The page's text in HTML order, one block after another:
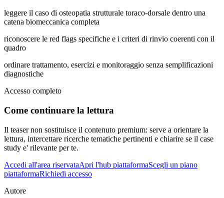
leggere il caso di osteopatia strutturale toraco-dorsale dentro una
catena biomeccanica completa
riconoscere le red flags specifiche e i criteri di rinvio coerenti con il
quadro
ordinare trattamento, esercizi e monitoraggio senza semplificazioni
diagnostiche
Accesso completo
Come continuare la lettura
Il teaser non sostituisce il contenuto premium: serve a orientare la
lettura, intercettare ricerche tematiche pertinenti e chiarire se il case
study e' rilevante per te.
Accedi all'area riservataApri l'hub piattaformaScegli un piano
piattaformaRichiedi accesso
Autore